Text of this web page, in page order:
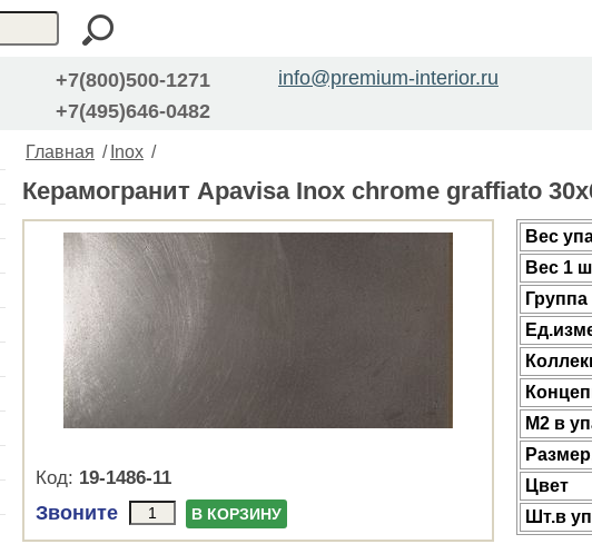
+7(800)500-1271
+7(495)646-0482
info@premium-interior.ru
Главная / Inox /
Керамогранит Apavisa Inox chrome graffiato
Код: 19-1486-11
Звоните В КОРЗИНУ
Веc
Вес 1
Группа
М2 в
Цвет
Шт.в